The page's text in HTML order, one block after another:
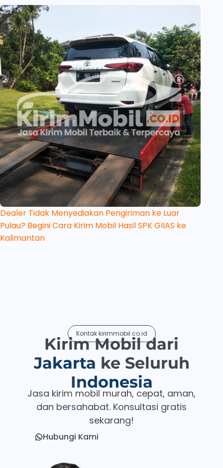
Dealer Tidak Menyediakan Pengiriman ke Luar
Pulau? Begini Cara Kirim Mobil Hasil SPK GIIAS ke
Kalimantan
Kontak kirimmobil.co.id
Kirim Mobil dari
Jakarta ke Seluruh
Indonesia
Jasa kirim mobil murah, cepat, aman,
dan bersahabat. Konsultasi gratis
sekarang!
Hubungi Kami